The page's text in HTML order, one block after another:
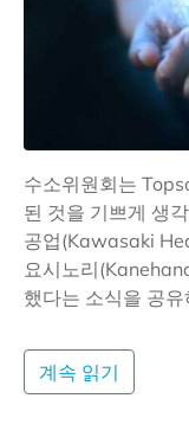
수소위원회는
된 것을 기쁘게 생
공업(Kawasaki
요시노리
했다는 소식을 공
계속 읽기